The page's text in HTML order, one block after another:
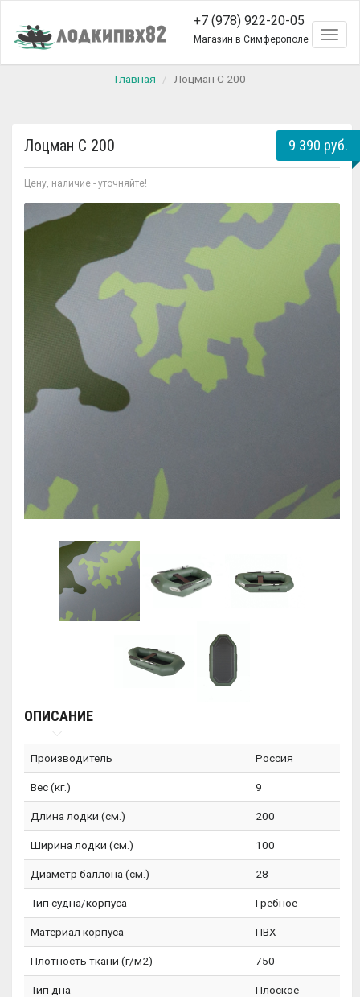
+7 (978) 922-20-05
Магазин в Симферополе
Главная Лоцман С 200
Лоцман С 200
Цену, наличие - уточняйте!
9 390 руб.
ОПИСАНИЕ
Производитель Россия
Вес (кг.) 9
Длина лодки (см.) 200
Ширина лодки (см.) 100
Диаметр баллона (см.) 28
Тип судна/корпуса Гребное
Материал корпуса ПВХ
Плотность ткани (г/м2) 750
Тип дна Плоское